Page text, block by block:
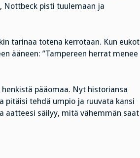
Nottbeck pisti tuulemaan ja
tarinaa totena kerrotaan. Kun eukot
ääneen: ”Tampereen herrat menee
pääomaa. Nyt historiansa
pitäisi tehdä umpio ja ruuvata kansi
aatteesi säilyy, mitä vähemmän saat